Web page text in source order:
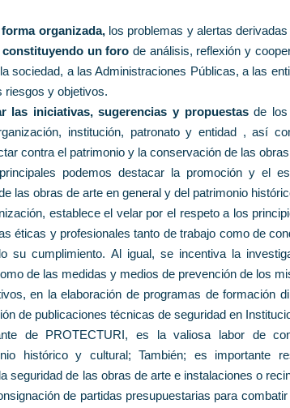
organizada,los problemas y alertas derivadas
constituyendo un foro de análisis, reflexión y
sociedad, a las Administraciones Públicas, a las
riesgos y objetivos.
las iniciativas, sugerencias y propuestasde los
institución, patronato y entidad , así
contra el patrimonio y la conservación de las
podemos destacar la promoción y el
las obras de arte en general y del patrimonio
establece el velar por el respeto a los
éticas y profesionales tanto de trabajo como de
su cumplimiento. Al igual, se incentiva la
de las medidas y medios de prevención de los
en la elaboración de programas de formación
de publicaciones técnicas de seguridad en
de PROTECTURI, es la valiosa labor de
histórico y cultural; También; es importante
seguridad de las obras de arte e instalaciones o
de partidas presupuestarias para